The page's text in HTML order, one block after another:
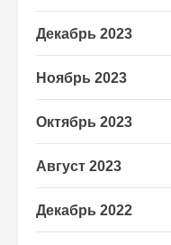
Декабрь 2023
Ноябрь 2023
Октябрь 2023
Август 2023
Декабрь 2022